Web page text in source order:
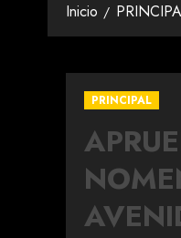
Inicio
PRINCIPAL